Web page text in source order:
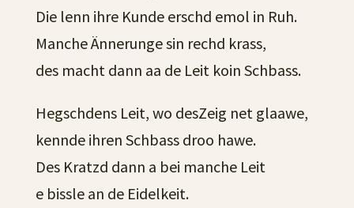
Die lenn ihre Kunde erschd emol in Ruh.
Manche Ännerunge sin rechd krass,
des macht dann aa de Leit koin Schbass.
Hegschdens Leit, wo desZeig net glaawe,
kennde ihren Schbass droo hawe.
Des Kratzd dann a bei manche Leit
e bissle an de Eidelkeit.